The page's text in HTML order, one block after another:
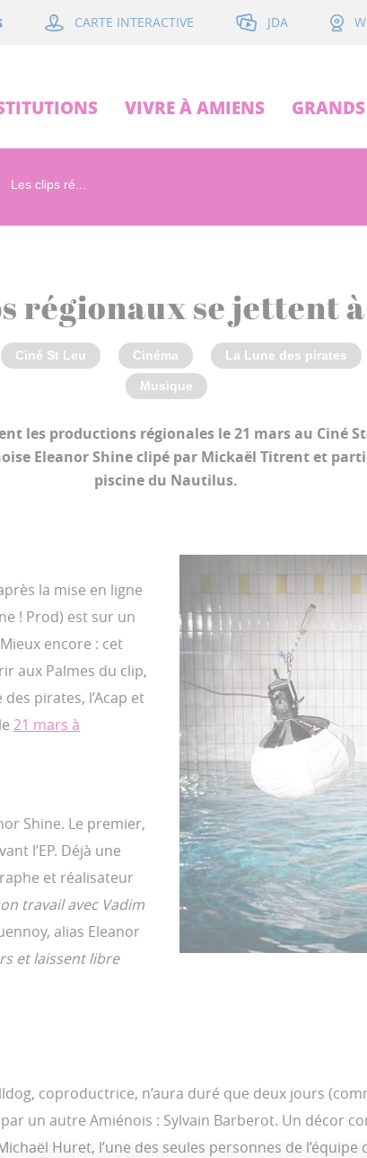
CARTE INTERACTIVE JDA
VIVRE À AMIENS
Les clips ré...
régionaux se jettent à
Ciné St Leu Cinéma La Lune des pirates
Musique
les productions régionales le 21 mars au Ciné
Eleanor Shine clipé par Mickaël Titrent et
piscine du Nautilus.
la mise en ligne
! Prod) est sur un
encore : cet
aux Palmes du clip,
pirates, l’Acap et
21 mars à
Shine. Le premier,
l’EP. Déjà une
et réalisateur
travail avec Vadim
alias Eleanor
et laissent libre
coproductrice, n’aura duré que deux jours
par un autre Amiénois : Sylvain Barberot. Un décor
Huret, l’une des seules personnes de l’équipe